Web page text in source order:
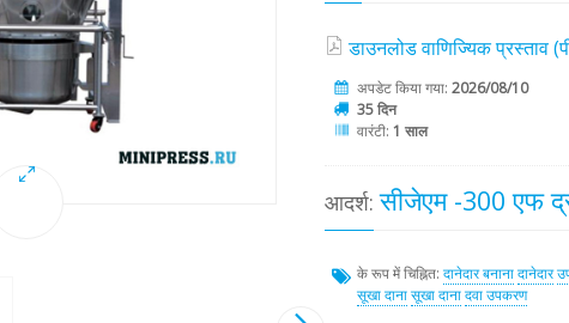
डाउनलोड वाणिज्यिक प्रस्ताव
अपडेट किया गया: 2026/08/10
35 दिन
वारंटी: 1 साल
आदर्श: सीजेएम -300 एफ
के रूप में चिह्नित: दानेदार बनानादानेदार
सूखा दानासूखा दानादवा उपकरण